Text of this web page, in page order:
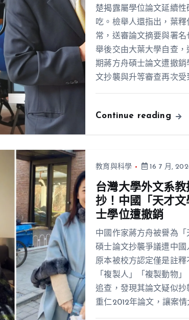
楚揭露屬學位論文延續
吃。檢舉人還指出，葉
常，送審論文摘要與署
舉後交由大葉大學自查
期蔣方舟碩士論文遭撤
文抄襲與升等審查再次受
Continue reading
教育與科學 16 7 月,
台灣大學外文系
抄！中國「天才
士學位遭撤銷
中國作家蔣方舟被譽為
碩士論文抄襲爭議遭中
原本被校方認定僅是註
「複製人」「複製動物
追查，發現其論文疑似
重仁2012年論文，讓案情